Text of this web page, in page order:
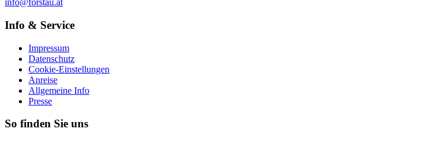
info@forstau.at
Info & Service
Impressum
Datenschutz
Cookie-Einstellungen
Anreise
Allgemeine Info
Presse
So finden Sie uns